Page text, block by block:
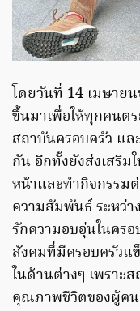
โดยวันที่ 14 เมษาย
ขึ้นมาเพื่อให้ทุกคนต
สถาบันครอบครัว แล
กัน อีกทั้งยังส่งเสริม
หน้าและทำกิจกรรม
ความสัมพันธ์ ระหว่า
รักความอบอุ่นในคร
สังคมที่มีครอบครัวแ
ในด้านต่างๆ เพราะ
คุณภาพชีวิตของผู้คน